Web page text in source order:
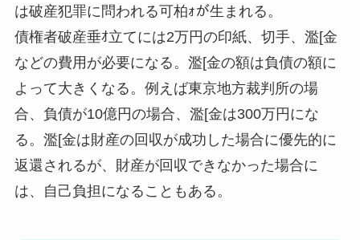
は破産犯罪に問われる可柏ｫが生まれる。
債権者破産垂ｵ立てには2万円の印紙、切手、濫[金
などの費用が必要になる。濫[金の額は負債の額に
よって大きくなる。例えば東京地方裁判所の場
合、負債が10億円の場合、濫[金は300万円にな
る。濫[金は財産の回収が成功した場合に優先的に
返還されるが、財産が回収できなかった場合に
は、自己負担になることもある。